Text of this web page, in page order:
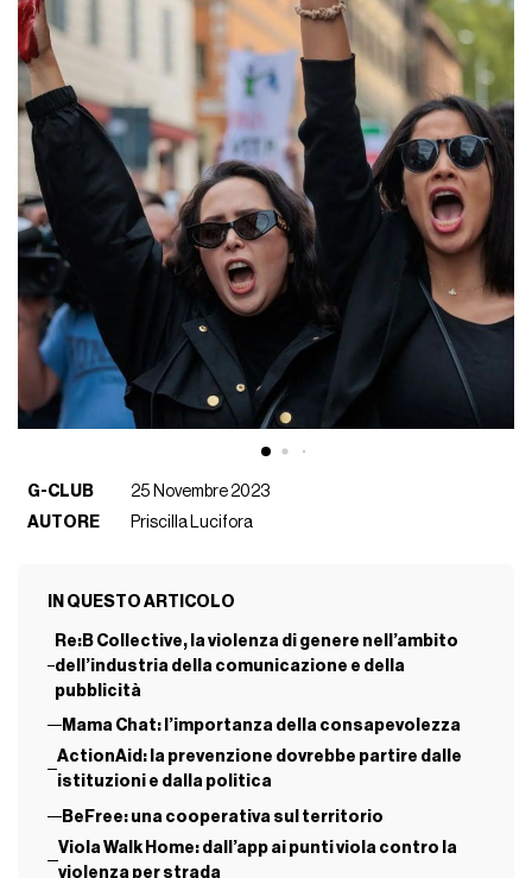
G-CLUB
25 Novembre 2023
AUTORE
Priscilla Lucifora
IN QUESTO ARTICOLO
Re:B Collective, la violenza di genere nell’ambito
dell’industria della comunicazione e della
pubblicità
Mama Chat: l’importanza della consapevolezza
ActionAid: la prevenzione dovrebbe partire dalle
istituzioni e dalla politica
BeFree: una cooperativa sul territorio
Viola Walk Home: dall’app ai punti viola contro la
violenza per strada